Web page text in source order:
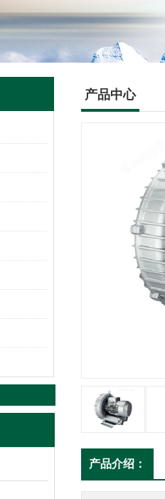
产品中心
产品介绍：